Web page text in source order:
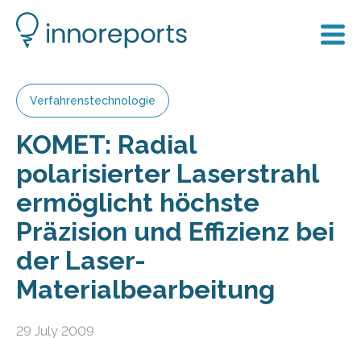
Verfahrenstechnologie
KOMET: Radial
polarisierter Laserstrahl
ermöglicht höchste
Präzision und Effizienz bei
der Laser-
Materialbearbeitung
29 July 2009